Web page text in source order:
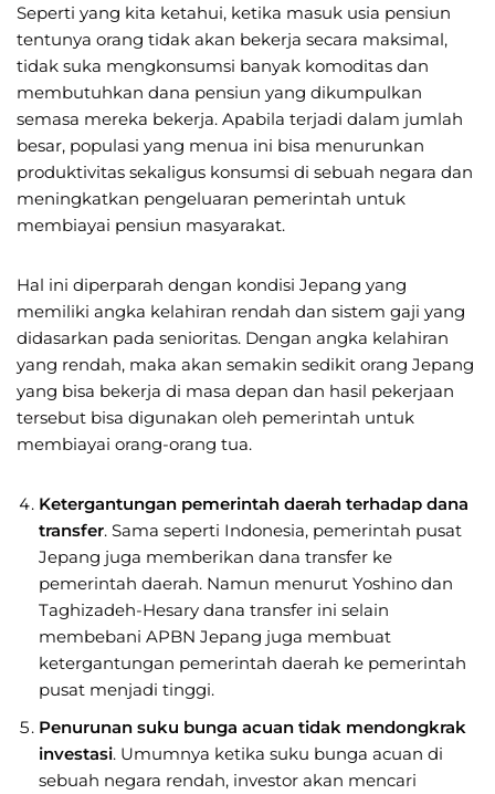
Seperti yang kita ketahui, ketika masuk usia pensiun
tentunya orang tidak akan bekerja secara maksimal,
tidak suka mengkonsumsi banyak komoditas dan
membutuhkan dana pensiun yang dikumpulkan
semasa mereka bekerja. Apabila terjadi dalam jumlah
besar, populasi yang menua ini bisa menurunkan
produktivitas sekaligus konsumsi di sebuah negara dan
meningkatkan pengeluaran pemerintah untuk
membiayai pensiun masyarakat.
Hal ini diperparah dengan kondisi Jepang yang
memiliki angka kelahiran rendah dan sistem gaji yang
didasarkan pada senioritas. Dengan angka kelahiran
yang rendah, maka akan semakin sedikit orang Jepang
yang bisa bekerja di masa depan dan hasil pekerjaan
tersebut bisa digunakan oleh pemerintah untuk
membiayai orang-orang tua.
Ketergantungan pemerintah daerah terhadap dana
transfer. Sama seperti Indonesia, pemerintah pusat
Jepang juga memberikan dana transfer ke
pemerintah daerah. Namun menurut Yoshino dan
Taghizadeh-Hesary dana transfer ini selain
membebani APBN Jepang juga membuat
ketergantungan pemerintah daerah ke pemerintah
pusat menjadi tinggi.
Penurunan suku bunga acuan tidak mendongkrak
investasi. Umumnya ketika suku bunga acuan di
sebuah negara rendah, investor akan mencari